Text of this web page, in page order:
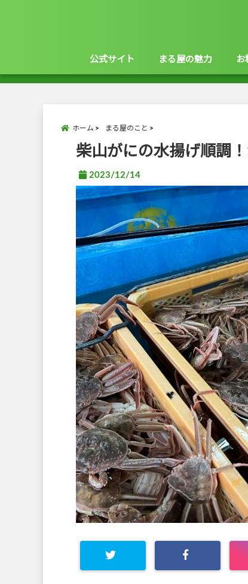
公式サイト まる屋の魅力 お
ホーム まる屋のこと
柴山がにの水揚げ順調
2023/12/14